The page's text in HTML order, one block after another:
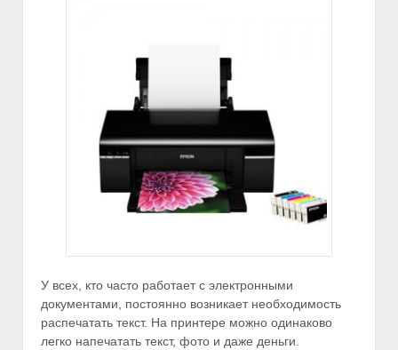
У всех, кто часто работает с электронными
документами, постоянно возникает необходимость
распечатать текст. На принтере можно одинаково
легко напечатать текст, фото и даже деньги.